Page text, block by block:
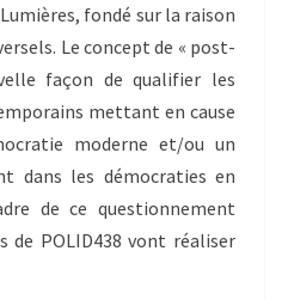
fondé sur la raison
Le concept de « post-
façon de qualifier les
mettant en cause
moderne et/ou un
dans les démocraties en
de ce questionnement
de POLID438 vont réaliser